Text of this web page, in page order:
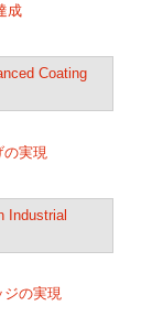
成
実現
ジの実現